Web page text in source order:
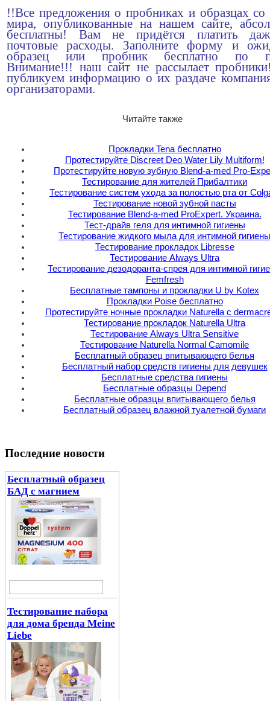
!!Все предложения о пробниках и образцах со
мира, опубликованные на нашем сайте,
бесплатны! Вам не придётся платить
почтовые расходы. Заполните форму и
образец или пробник бесплатно по
Внимание!!! наш сайт не рассылает
публикуем информацию о их раздаче
организаторами.
Читайте также
Прокладки Tena бесплатно
Протeстируйте Discreet Deo Water Lily Multiform!
Протестируйте новую зубную Blend-a-med Pro-
Тестирование для жителей Прибалтики
Тестирование систем ухода за полостью рта от
Тестирование новой зубной пасты
Тестирование Blend-a-med ProExpert. Украина.
Тест-драйв геля для интимной гигиены
Тестирование жидкого мыла для интимной гигиены
Тестирование прокладок Libresse
Тестирование Always Ultra
Тестирование дезодоранта-спрея для интимной
Femfresh
Бесплатные тампоны и прокладки U by Kotex
Прокладки Poise бесплатно
Протестируйте ночные прокладки Naturella с
Тестирование прокладок Naturella Ultra
Тестирование Always Ultra Sensitive
Тестирование Naturella Normal Camomile
Бесплатный образец впитывающего белья
Бесплатный набор средств гигиены для девушек
Бесплатные средства гигиены
Бесплатные образцы Depend
Бесплатные образцы впитывающего белья
Бесплатный образец влажной туалетной бумаги
Последние новости
Бесплатный образец
БАД с магнием
Тестирование набора
для дома бренда Meine
Liebe